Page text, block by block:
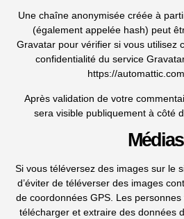
Une chaîne anonymisée créée à
(également appelée hash) peut
Gravatar pour vérifier si vous utilisez
confidentialité du service
https://
Après validation de votre
sera visible publiquement à côté
Médias
Si vous téléversez des images sur le
d’éviter de téléverser des images
de coordonnées GPS. Les
télécharger et extraire des données